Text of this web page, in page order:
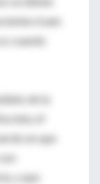
traen
cuando
de la
of
en que
y que